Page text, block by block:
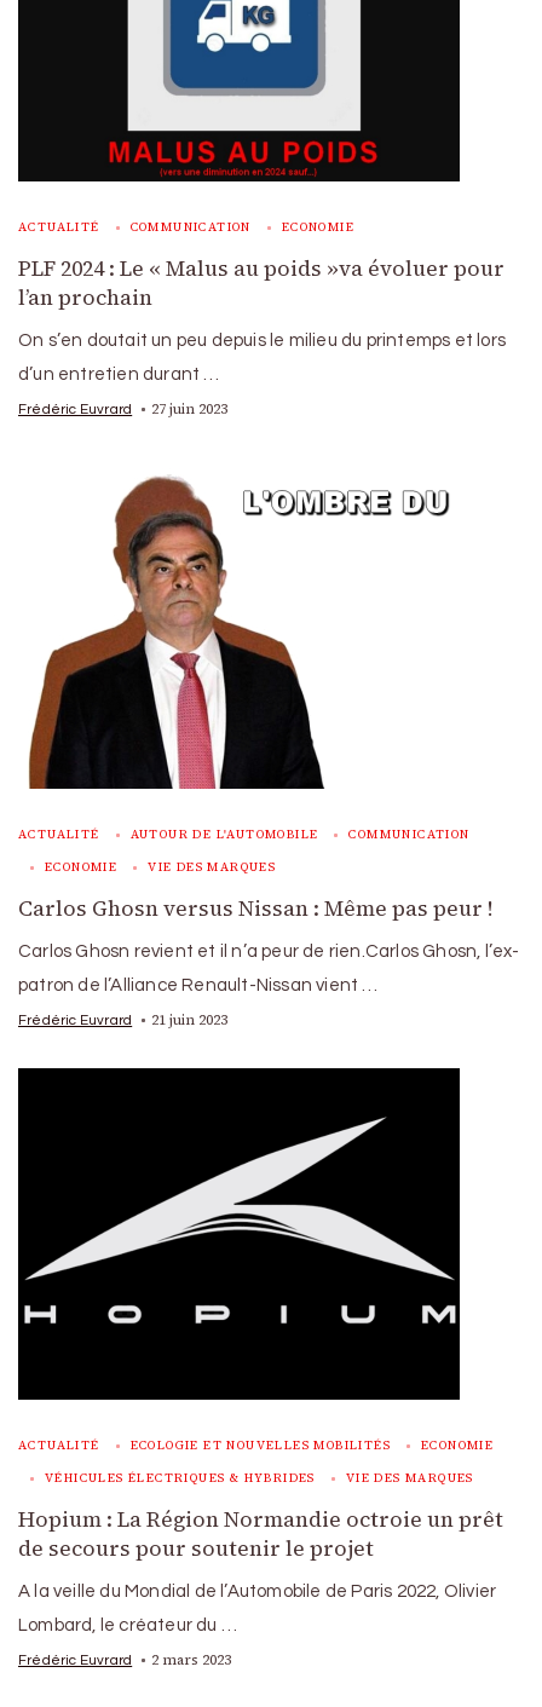
ACTUALITÉ COMMUNICATION ECONOMIE
PLF 2024 : Le « Malus au poids »va évoluer pour
l’an prochain
On s’en doutait un peu depuis le milieu du printemps et lors
d’un entretien durant …
Frédéric Euvrard 27 juin 2023
ACTUALITÉ AUTOUR DE L'AUTOMOBILE COMMUNICATION
ECONOMIE VIE DES MARQUES
Carlos Ghosn versus Nissan : Même pas peur !
Carlos Ghosn revient et il n’a peur de rien.Carlos Ghosn, l’ex-
patron de l’Alliance Renault-Nissan vient …
Frédéric Euvrard 21 juin 2023
ACTUALITÉ ECOLOGIE ET NOUVELLES MOBILITÉS ECONOMIE
VÉHICULES ÉLECTRIQUES & HYBRIDES VIE DES MARQUES
Hopium : La Région Normandie octroie un prêt
de secours pour soutenir le projet
A la veille du Mondial de l’Automobile de Paris 2022, Olivier
Lombard, le créateur du …
Frédéric Euvrard 2 mars 2023